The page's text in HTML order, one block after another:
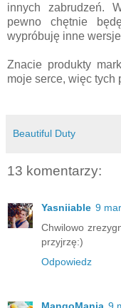
innych zabrudzeń.
pewno chętnie
wypróbuję inne
Znacie produkty
moje serce, więc tych
Beautiful Duty
13 komentarzy:
Yasniiable 9
Chwilowo
przyjrzę:)
Odpowiedz